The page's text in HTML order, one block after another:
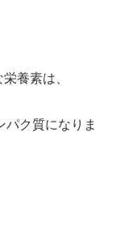
養素は、
パク質になりま